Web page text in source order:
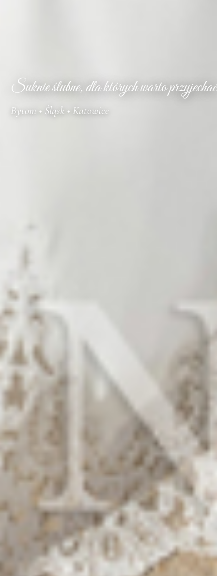
Suknie ślubne, dla których warto przyjechać
Bytom • Śląsk • Katowice